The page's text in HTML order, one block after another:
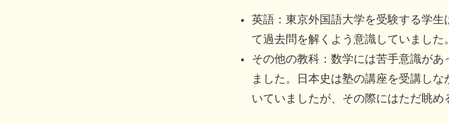
英語：東京外国語大学を受験する学
て過去問を解くよう意識していました。
その他の教科：数学には苦手意識が
ました。日本史は塾の講座を受講しな
いていましたが、その際にはただ眺